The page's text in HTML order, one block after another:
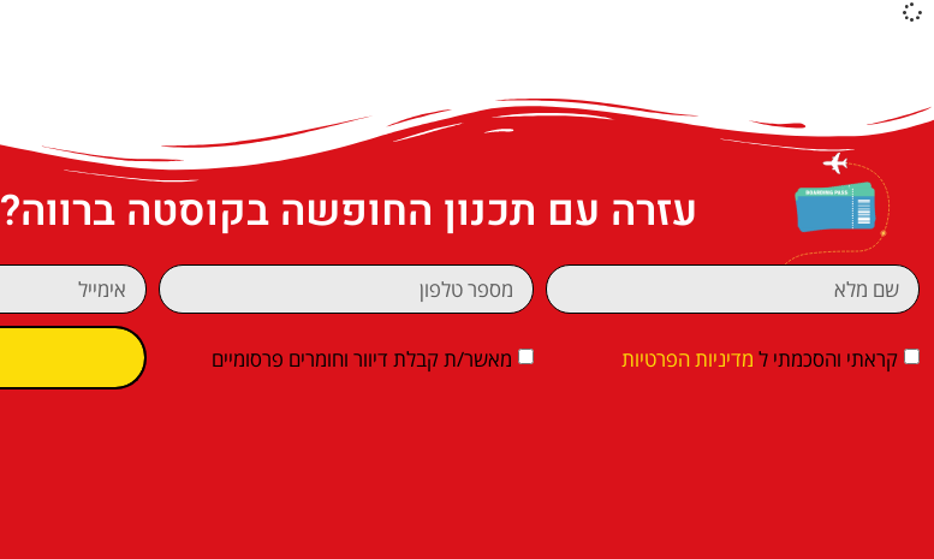
עזרה עם תכנון החופשה בקוסטה ברווה?
קראתי והסכמתי ל מדיניות הפרטיות מאשר/ת קבלת דיוור וחומרים פרסומיים